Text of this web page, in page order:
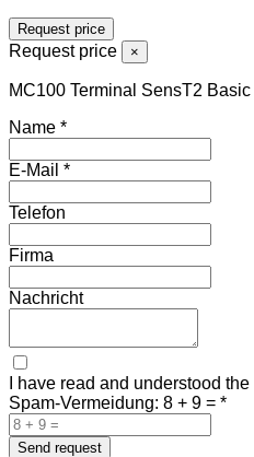
Request price
Request price ×
MC100 Terminal SensT2 Basic
Name *
E-Mail *
Telefon
Firma
Nachricht
I have read and understood the
Spam-Vermeidung: 8 + 9 = *
Send request